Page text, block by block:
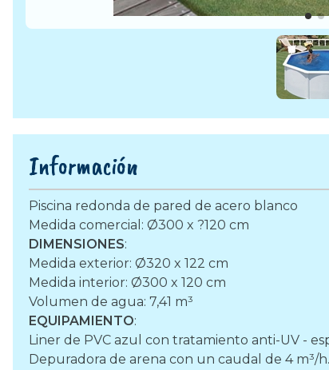
Información
Piscina redonda de pared de acero blanco
Medida comercial: Ø300 x ?120 cm
DIMENSIONES:
Medida exterior: Ø320 x 122 cm
Medida interior: Ø300 x 120 cm
Volumen de agua: 7,41 m³
EQUIPAMIENTO:
Liner de PVC azul con tratamiento anti-UV -
Depuradora de arena con un caudal de 4 m³/